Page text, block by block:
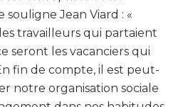
souligne Jean Viard : «
travailleurs qui partaient
seront les vacanciers qui
fin de compte, il est peut-
notre organisation sociale